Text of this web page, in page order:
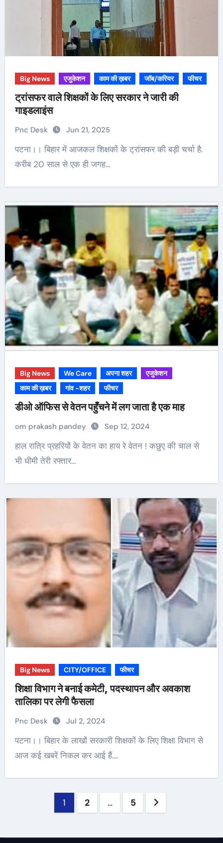
Big News एजुकेशन काम की ख़बर जॉब/करियर फीचर
ट्रांसफर वाले शिक्षकों के लिए सरकार ने जारी की
गाइडलाइंस
Pnc Desk Jun 21, 2025
पटना।। बिहार में आजकल शिक्षकों के ट्रांसफर की बड़ी चर्चा है.
करीब 20 साल से एक ही जगह…
Big News We Care अपना शहर
एजुकेशन
काम की ख़बर
गांव -शहर फीचर
डीओ ऑफिस से वेतन पहुँचने में लग जाता है एक माह
om prakash pandey Sep 12, 2024
हाल रात्रि प्रहरियों के वेतन का हाय रे वेतन ! कछुए की चाल से
भी धीमी तेरी रफ्तार…
Big News CITY/OFFICE फीचर
शिक्षा विभाग ने बनाई कमेटी, पदस्थापन और अवकाश
तालिका पर लेगी फैसला
Pnc Desk Jul 2, 2024
पटना।। बिहार के लाखों सरकारी शिक्षकों के लिए शिक्षा विभाग से
आज कई खबरें निकल कर आई हैं.…
1 2 … 5